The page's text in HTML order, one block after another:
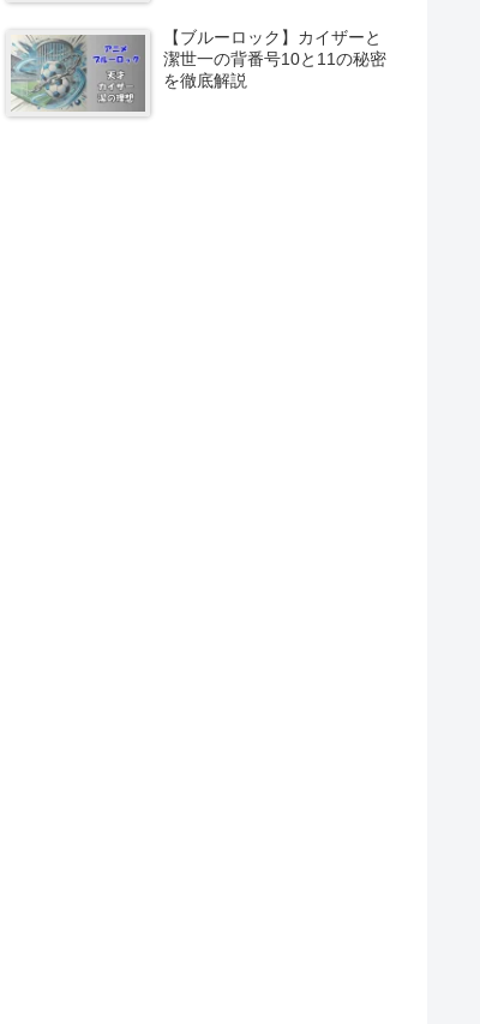
【ブルーロック】カイザーと
潔世一の背番号10と11の秘密
を徹底解説